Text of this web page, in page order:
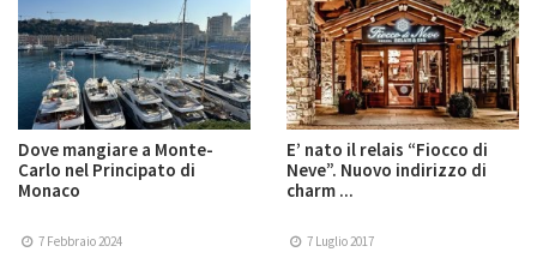
Dove mangiare a Monte-
Carlo nel Principato di
Monaco
7 Febbraio 2024
E’ nato il relais “Fiocco di
Neve”. Nuovo indirizzo di
charm ...
7 Luglio 2017